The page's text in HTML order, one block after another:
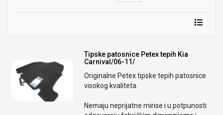
Tipske patosnice Petex tepih Kia
Carnival/06-11/
Originalne Petex tipske tepih patosnice
visokog kvaliteta.
Nemaju neprijatne mirise i u potpunosti